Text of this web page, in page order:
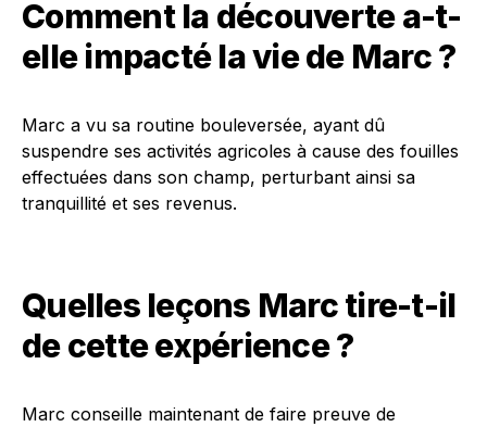
Comment la découverte a-t-
elle impacté la vie de Marc ?
Marc a vu sa routine bouleversée, ayant dû
suspendre ses activités agricoles à cause des fouilles
effectuées dans son champ, perturbant ainsi sa
tranquillité et ses revenus.
Quelles leçons Marc tire-t-il
de cette expérience ?
Marc conseille maintenant de faire preuve de